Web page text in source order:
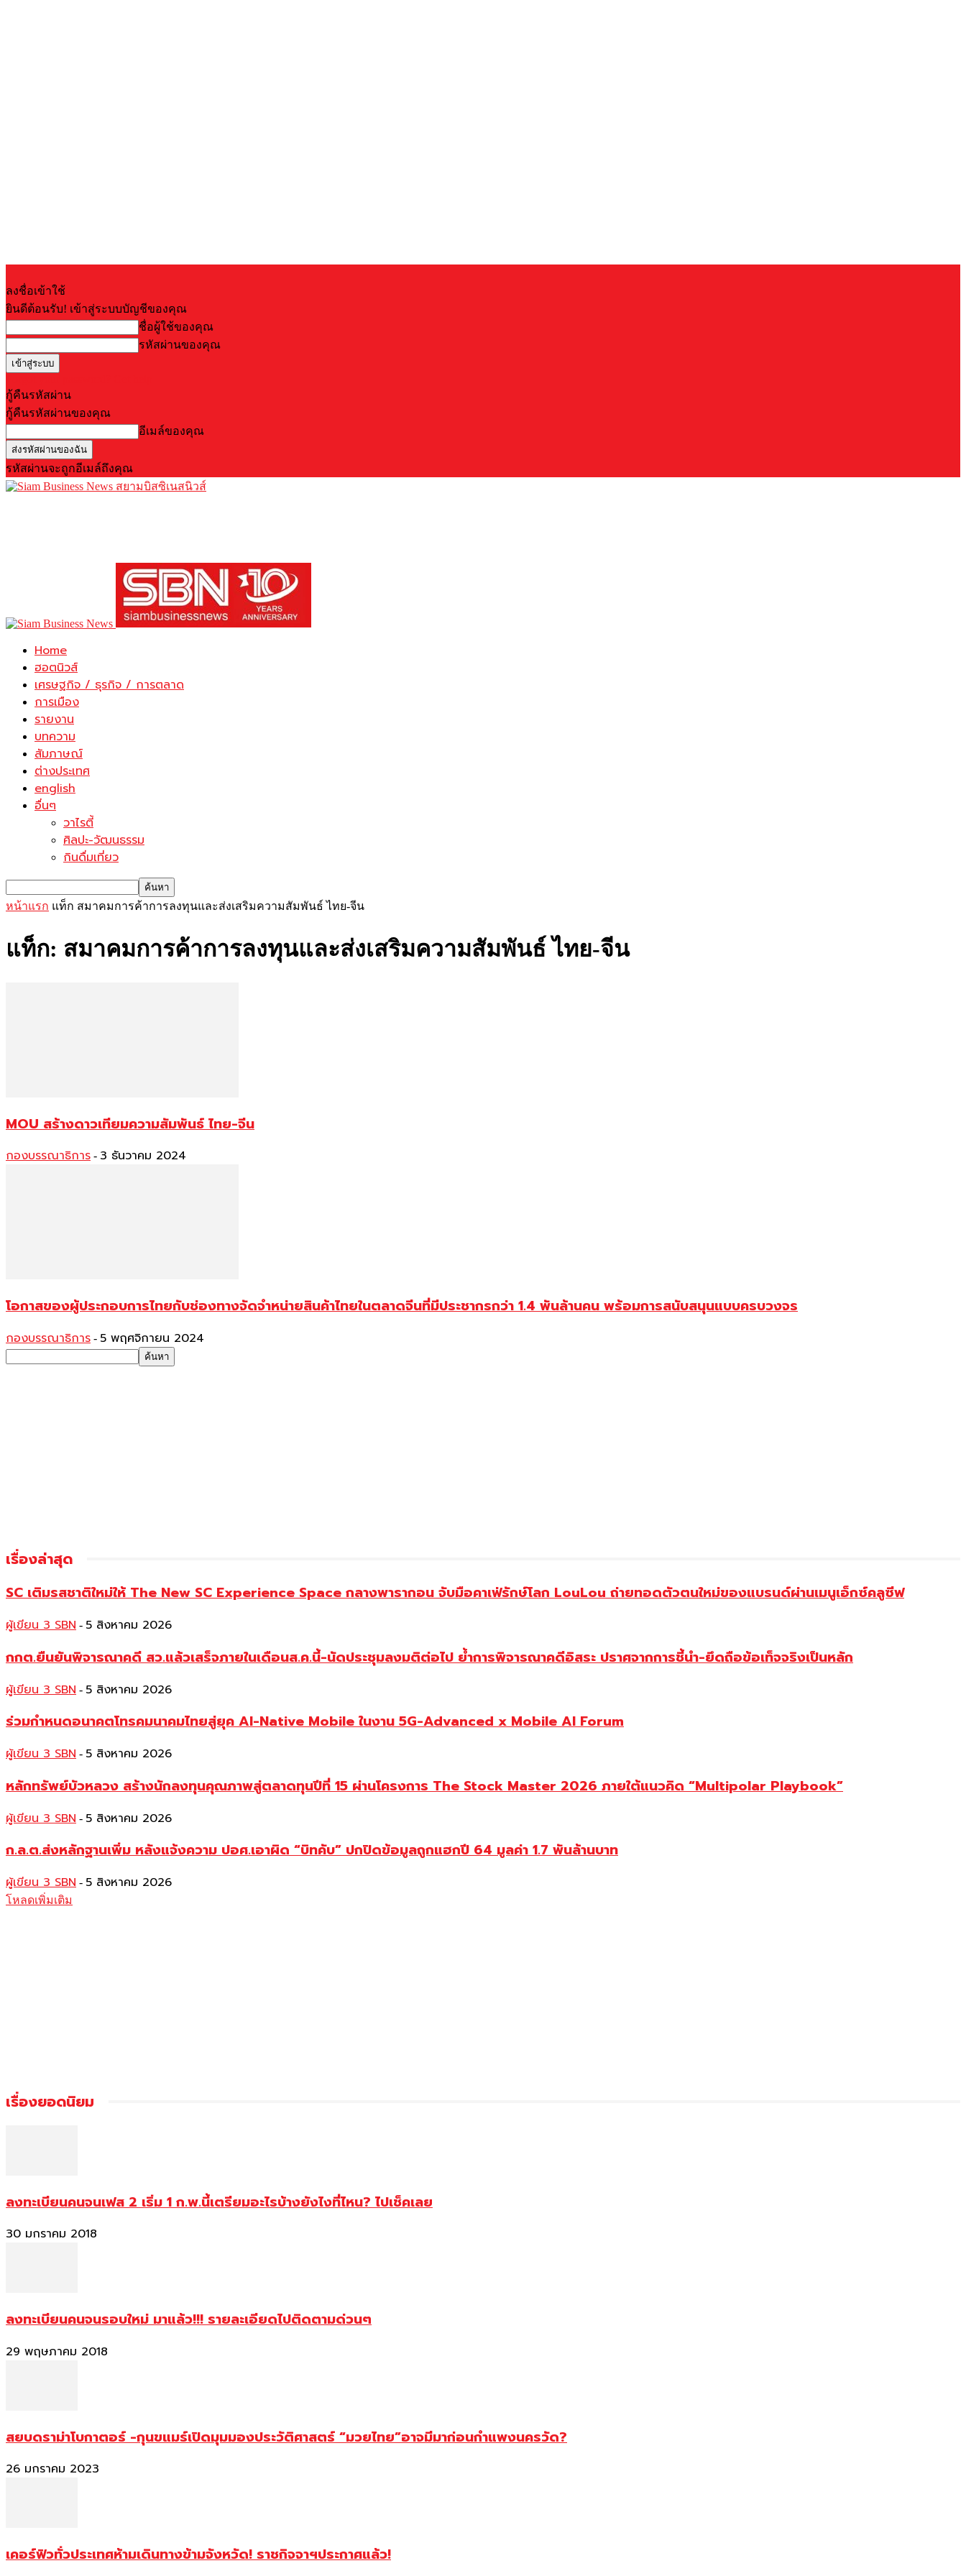
ลงชื่อเข้าใช้
ยินดีต้อนรับ! เข้าสู่ระบบบัญชีของคุณ
ชื่อผู้ใช้ของคุณ
รหัสผ่านของคุณ
กู้คืนรหัสผ่าน
กู้คืนรหัสผ่านของคุณ
อีเมล์ของคุณ
รหัสผ่านจะถูกอีเมล์ถึงคุณ
สยามบิสซิเนสนิวส์
Home
ฮอตนิวส์
เศรษฐกิจ / ธุรกิจ / การตลาด
การเมือง
รายงาน
บทความ
สัมภาษณ์
ต่างประเทศ
english
อื่นๆ
วาไรตี้
ศิลปะ-วัฒนธรรม
กินดื่มเที่ยว
หน้าแรก แท็ก สมาคมการค้าการลงทุนและส่งเสริมความสัมพันธ์ ไทย-จีน
แท็ก: สมาคมการค้าการลงทุนและส่งเสริมความสัมพันธ์ ไทย-จีน
MOU สร้างดาวเทียมความสัมพันธ์ ไทย-จีน
กองบรรณาธิการ - 3 ธันวาคม 2024
โอกาสของผู้ประกอบการไทยกับช่องทางจัดจำหน่ายสินค้าไทยในตลาดจีนที่มีประชากรกว่า 1.4 พันล้านคน พร้อมการสนับสนุนแบบครบวงจร
กองบรรณาธิการ - 5 พฤศจิกายน 2024
เรื่องล่าสุด
SC เติมรสชาติใหม่ให้ The New SC Experience Space กลางพารากอน จับมือคาเฟ่รักษ์โลก LouLou ถ่ายทอดตัวตนใหม่ของแบรนด์ผ่านเมนูเอ็กซ์คลูซีฟ
ผู้เขียน 3 SBN - 5 สิงหาคม 2026
กกต.ยืนยันพิจารณาคดี สว.แล้วเสร็จภายในเดือนส.ค.นี้-นัดประชุมลงมติต่อไป ย้ำการพิจารณาคดีอิสระ ปราศจากการชี้นำ-ยึดถือข้อเท็จจริงเป็นหลัก
ผู้เขียน 3 SBN - 5 สิงหาคม 2026
ร่วมกำหนดอนาคตโทรคมนาคมไทยสู่ยุค AI-Native Mobile ในงาน 5G-Advanced x Mobile AI Forum
ผู้เขียน 3 SBN - 5 สิงหาคม 2026
หลักทรัพย์บัวหลวง สร้างนักลงทุนคุณภาพสู่ตลาดทุนปีที่ 15 ผ่านโครงการ The Stock Master 2026 ภายใต้แนวคิด “Multipolar Playbook”
ผู้เขียน 3 SBN - 5 สิงหาคม 2026
ก.ล.ต.ส่งหลักฐานเพิ่ม หลังแจ้งความ ปอศ.เอาผิด “บิทคับ” ปกปิดข้อมูลถูกแฮกปี 64 มูลค่า 1.7 พันล้านบาท
ผู้เขียน 3 SBN - 5 สิงหาคม 2026
โหลดเพิ่มเติม
เรื่องยอดนิยม
ลงทะเบียนคนจนเฟส 2 เริ่ม 1 ก.พ.นี้เตรียมอะไรบ้างยังไงที่ไหน? ไปเช็คเลย
30 มกราคม 2018
ลงทะเบียนคนจนรอบใหม่ มาแล้ว!!! รายละเอียดไปติดตามด่วนๆ
29 พฤษภาคม 2018
สยบดราม่าโบกาตอร์ -กุนขแมร์เปิดมุมมองประวัติศาสตร์ “มวยไทย”อาจมีมาก่อนกำแพงนครวัด?
26 มกราคม 2023
เคอร์ฟิวทั่วประเทศห้ามเดินทางข้ามจังหวัด! ราชกิจจาฯประกาศแล้ว!